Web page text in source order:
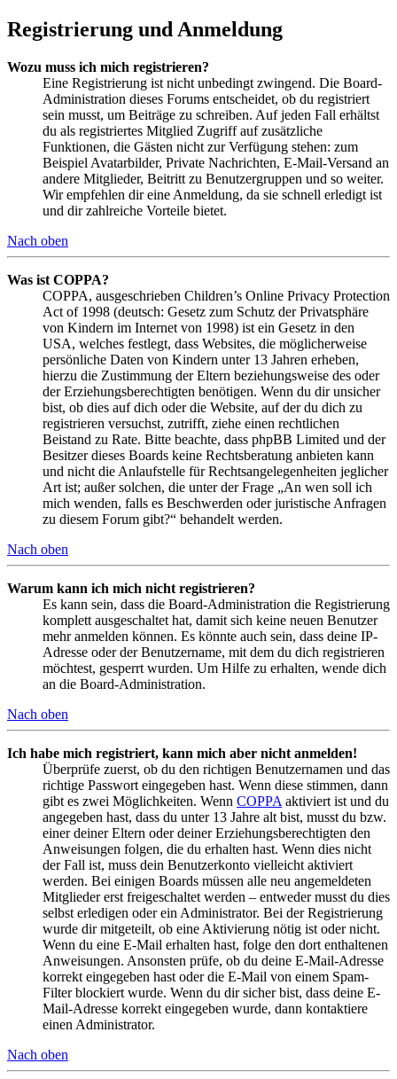
Registrierung und Anmeldung
Wozu muss ich mich registrieren?
Eine Registrierung ist nicht unbedingt zwingend. Die Board-
Administration dieses Forums entscheidet, ob du registriert
sein musst, um Beiträge zu schreiben. Auf jeden Fall erhältst
du als registriertes Mitglied Zugriff auf zusätzliche
Funktionen, die Gästen nicht zur Verfügung stehen: zum
Beispiel Avatarbilder, Private Nachrichten, E-Mail-Versand an
andere Mitglieder, Beitritt zu Benutzergruppen und so weiter.
Wir empfehlen dir eine Anmeldung, da sie schnell erledigt ist
und dir zahlreiche Vorteile bietet.
Nach oben
Was ist COPPA?
COPPA, ausgeschrieben Children’s Online Privacy Protection
Act of 1998 (deutsch: Gesetz zum Schutz der Privatsphäre
von Kindern im Internet von 1998) ist ein Gesetz in den
USA, welches festlegt, dass Websites, die möglicherweise
persönliche Daten von Kindern unter 13 Jahren erheben,
hierzu die Zustimmung der Eltern beziehungsweise des oder
der Erziehungsberechtigten benötigen. Wenn du dir unsicher
bist, ob dies auf dich oder die Website, auf der du dich zu
registrieren versuchst, zutrifft, ziehe einen rechtlichen
Beistand zu Rate. Bitte beachte, dass phpBB Limited und der
Besitzer dieses Boards keine Rechtsberatung anbieten kann
und nicht die Anlaufstelle für Rechtsangelegenheiten jeglicher
Art ist; außer solchen, die unter der Frage „An wen soll ich
mich wenden, falls es Beschwerden oder juristische Anfragen
zu diesem Forum gibt?“ behandelt werden.
Nach oben
Warum kann ich mich nicht registrieren?
Es kann sein, dass die Board-Administration die Registrierung
komplett ausgeschaltet hat, damit sich keine neuen Benutzer
mehr anmelden können. Es könnte auch sein, dass deine IP-
Adresse oder der Benutzername, mit dem du dich registrieren
möchtest, gesperrt wurden. Um Hilfe zu erhalten, wende dich
an die Board-Administration.
Nach oben
Ich habe mich registriert, kann mich aber nicht anmelden!
Überprüfe zuerst, ob du den richtigen Benutzernamen und das
richtige Passwort eingegeben hast. Wenn diese stimmen, dann
gibt es zwei Möglichkeiten. Wenn COPPA aktiviert ist und du
angegeben hast, dass du unter 13 Jahre alt bist, musst du bzw.
einer deiner Eltern oder deiner Erziehungsberechtigten den
Anweisungen folgen, die du erhalten hast. Wenn dies nicht
der Fall ist, muss dein Benutzerkonto vielleicht aktiviert
werden. Bei einigen Boards müssen alle neu angemeldeten
Mitglieder erst freigeschaltet werden – entweder musst du dies
selbst erledigen oder ein Administrator. Bei der Registrierung
wurde dir mitgeteilt, ob eine Aktivierung nötig ist oder nicht.
Wenn du eine E-Mail erhalten hast, folge den dort enthaltenen
Anweisungen. Ansonsten prüfe, ob du deine E-Mail-Adresse
korrekt eingegeben hast oder die E-Mail von einem Spam-
Filter blockiert wurde. Wenn du dir sicher bist, dass deine E-
Mail-Adresse korrekt eingegeben wurde, dann kontaktiere
einen Administrator.
Nach oben